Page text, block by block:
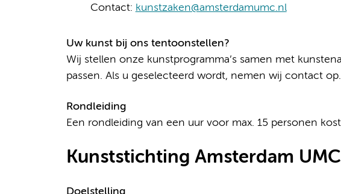
Contact: kunstzaken@amsterdamumc.nl
Uw kunst bij ons tentoonstellen?
Wij stellen onze kunstprogramma’s samen met
passen. Als u geselecteerd wordt, nemen wij contact op.
Rondleiding
Een rondleiding van een uur voor max. 15 personen
Kunststichting Amsterdam UMC
Doelstelling